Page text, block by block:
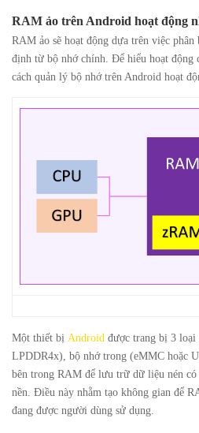
RAM ảo trên Android hoạt động
RAM ảo sẽ hoạt động dựa trên việc
định từ bộ nhớ chính. Để hiểu hoạt động
cách quản lý bộ nhớ trên Android hoạt
Một thiết bị Android được trang bị 3
LPDDR4x), bộ nhớ trong (eMMC hoặc
bên trong RAM để lưu trữ dữ liệu nén
nền. Điều này nhằm tạo không gian để
đang được người dùng sử dụng.